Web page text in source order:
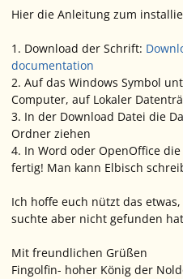
Hier die Anleitung zum
1. Download der Schrift:
documentation
2. Auf das Windows Symbol
Computer, auf Lokaler
3. In der Download Datei die
Ordner ziehen
4. In Word oder OpenOffice
fertig! Man kann Elbisch
Ich hoffe euch nützt das
suchte aber nicht gefunden
Mit freundlichen Grüßen
Fingolfin- hoher König der